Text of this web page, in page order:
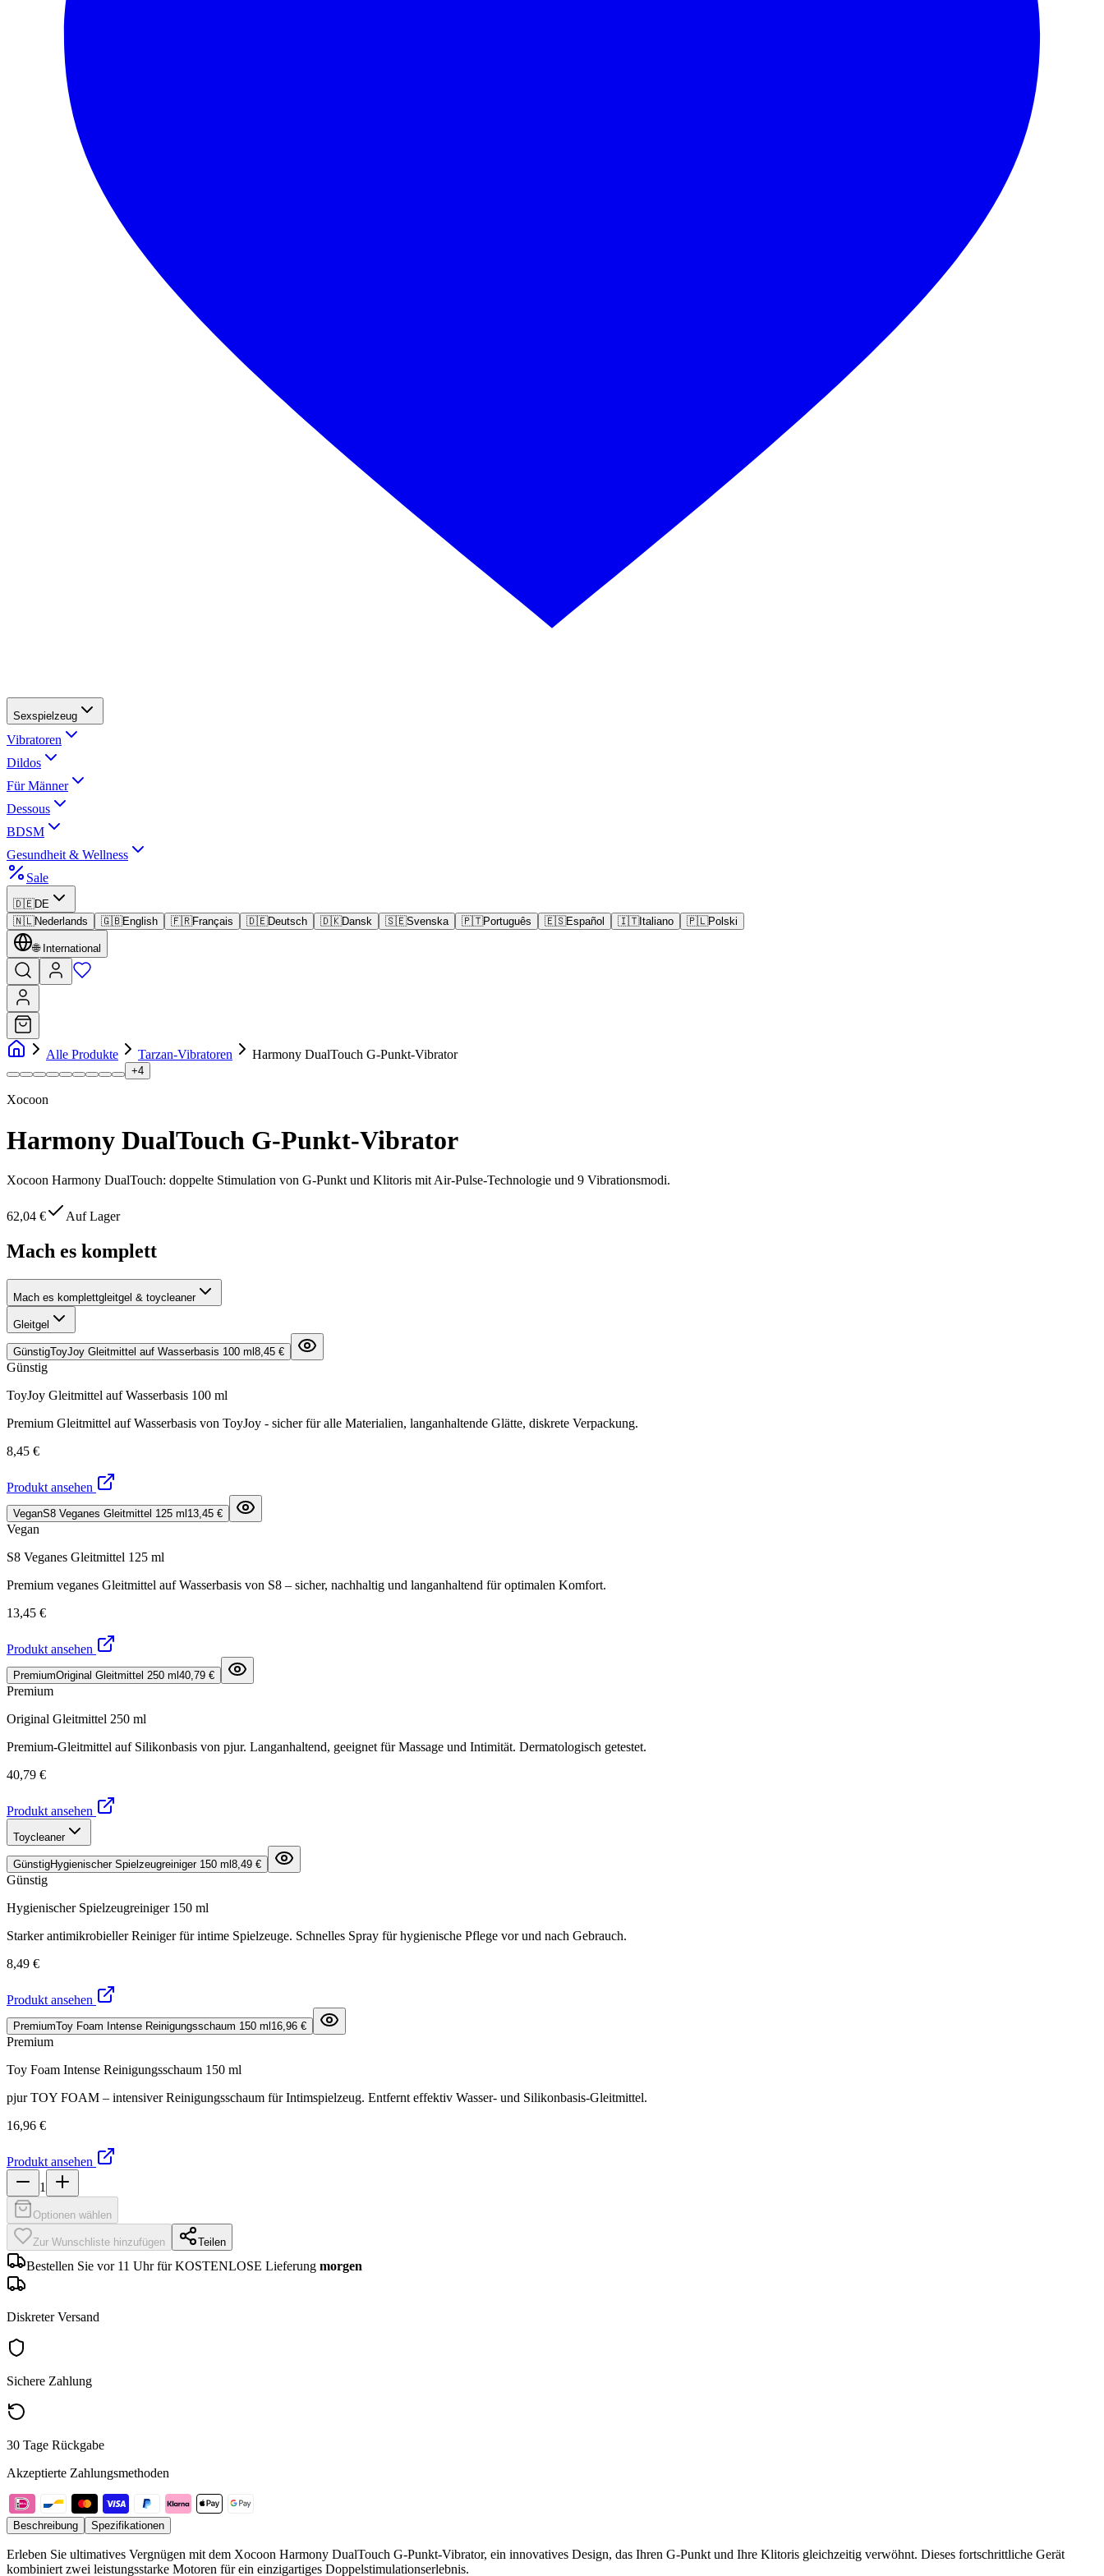
Sexspielzeug
Vibratoren
Dildos
Für Männer
Dessous
BDSM
Gesundheit & Wellness
Sale
🇩🇪DE
🇳🇱Nederlands 🇬🇧English 🇫🇷Français 🇩🇪Deutsch 🇩🇰Dansk 🇸🇪Svenska 🇵🇹Português 🇪🇸Español 🇮🇹Italiano 🇵🇱Polski
🌐 International
Alle Produkte Tarzan-Vibratoren Harmony DualTouch G-Punkt-Vibrator
+4
Xocoon
Harmony DualTouch G-Punkt-Vibrator
Xocoon Harmony DualTouch: doppelte Stimulation von G-Punkt und Klitoris mit Air-Pulse-Technologie und 9 Vibrationsmodi.
62,04 € Auf Lager
Mach es komplett
Mach es komplettgleitgel & toycleaner
Gleitgel
GünstigToyJoy Gleitmittel auf Wasserbasis 100 ml 8,45 €
Günstig
ToyJoy Gleitmittel auf Wasserbasis 100 ml
Premium Gleitmittel auf Wasserbasis von ToyJoy - sicher für alle Materialien, langanhaltende Glätte, diskrete Verpackung.
8,45 €
Produkt ansehen
VeganS8 Veganes Gleitmittel 125 ml 13,45 €
Vegan
S8 Veganes Gleitmittel 125 ml
Premium veganes Gleitmittel auf Wasserbasis von S8 – sicher, nachhaltig und langanhaltend für optimalen Komfort.
13,45 €
Produkt ansehen
PremiumOriginal Gleitmittel 250 ml 40,79 €
Premium
Original Gleitmittel 250 ml
Premium-Gleitmittel auf Silikonbasis von pjur. Langanhaltend, geeignet für Massage und Intimität. Dermatologisch getestet.
40,79 €
Produkt ansehen
Toycleaner
GünstigHygienischer Spielzeugreiniger 150 ml 8,49 €
Günstig
Hygienischer Spielzeugreiniger 150 ml
Starker antimikrobieller Reiniger für intime Spielzeuge. Schnelles Spray für hygienische Pflege vor und nach Gebrauch.
8,49 €
Produkt ansehen
PremiumToy Foam Intense Reinigungsschaum 150 ml 16,96 €
Premium
Toy Foam Intense Reinigungsschaum 150 ml
pjur TOY FOAM – intensiver Reinigungsschaum für Intimspielzeug. Entfernt effektiv Wasser- und Silikonbasis-Gleitmittel.
16,96 €
Produkt ansehen
1
Optionen wählen
Zur Wunschliste hinzufügen Teilen
Bestellen Sie vor 11 Uhr für KOSTENLOSE Lieferung morgen
Diskreter Versand
Sichere Zahlung
30 Tage Rückgabe
Akzeptierte Zahlungsmethoden
Beschreibung Spezifikationen
Erleben Sie ultimatives Vergnügen mit dem Xocoon Harmony DualTouch G-Punkt-Vibrator, ein innovatives Design, das Ihren G-Punkt und Ihre Klitoris gleichzeitig verwöhnt. Dieses fortschrittliche Gerät
kombiniert zwei leistungsstarke Motoren für ein einzigartiges Doppelstimulationserlebnis.